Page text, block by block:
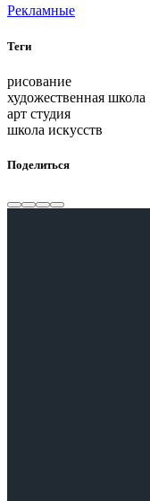
Рекламные
Теги
рисование
художественная школа
арт студия
школа искусств
Поделиться